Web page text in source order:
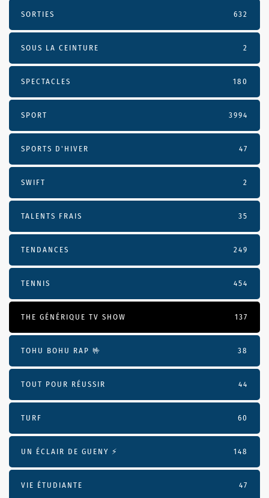
SORTIES 632
SOUS LA CEINTURE 2
SPECTACLES 180
SPORT 3994
SPORTS D'HIVER 47
SWIFT 2
TALENTS FRAIS 35
TENDANCES 249
TENNIS 454
THE GÉNÉRIQUE TV SHOW 137
TOHU BOHU RAP 🤟 38
TOUT POUR RÉUSSIR 44
TURF 60
UN ÉCLAIR DE GUENY ⚡️ 148
VIE ÉTUDIANTE 47